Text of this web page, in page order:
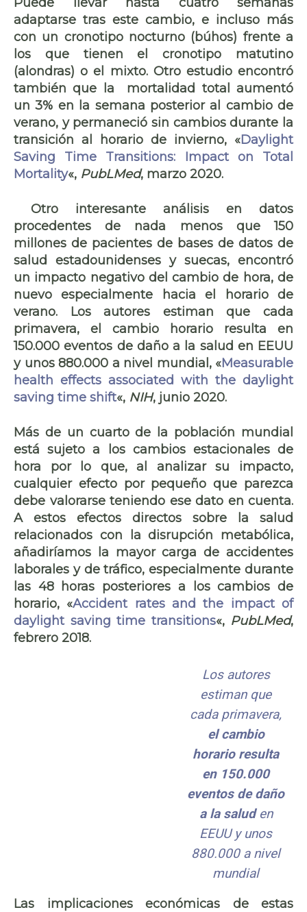
adaptarse tras este cambio, e incluso más
con un cronotipo nocturno (búhos) frente a
los que tienen el cronotipo matutino
(alondras) o el mixto. Otro estudio encontró
también que la mortalidad total
aumentó
un 3% en la semana posterior al cambio de
verano, y permaneció sin cambios durante la
transición al horario de invierno, «Daylight
Saving Time Transitions: Impact on Total
Mortality«, PubLMed, marzo 2020.
Otro interesante análisis en datos
procedentes de nada menos que150
millones de pacientes de bases de datos de
salud estadounidenses y suecas, encontró
un impacto negativo del cambio de hora, de
nuevo especialmente hacia el horario de
verano. Los autores estiman que cada
primavera, el cambio horario resulta en
150.000 eventos de daño a la salud en EEUU
y unos 880.000 a nivel mundial, «Measurable
health effects associated with the daylight
saving time shift«, NIH, junio 2020.
Más de un cuarto de la población mundial
está sujeto a los cambios estacionales de
hora por lo que, al analizar su impacto,
cualquier efecto por pequeño que parezca
debe valorarse teniendo ese dato en cuenta.
A estos efectos directos sobre la salud
relacionados con la disrupción metabólica,
añadiríamos la mayor carga de accidentes
laborales y de tráfico, especialmentedurante
las 48 horas posteriores a los cambios de
horario, «Accident rates and the impact of
daylight saving time transitions«, PubLMed,
febrero 2018.
Los autores
estiman que
cada primavera,
el cambio
horario resulta
en 150.000
eventos de daño
a la saluden
EEUU y unos
880.000 a nivel
mundial
Las implicaciones económicas de estas